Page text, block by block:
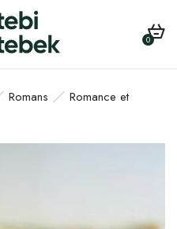
0
Romans
Romance et